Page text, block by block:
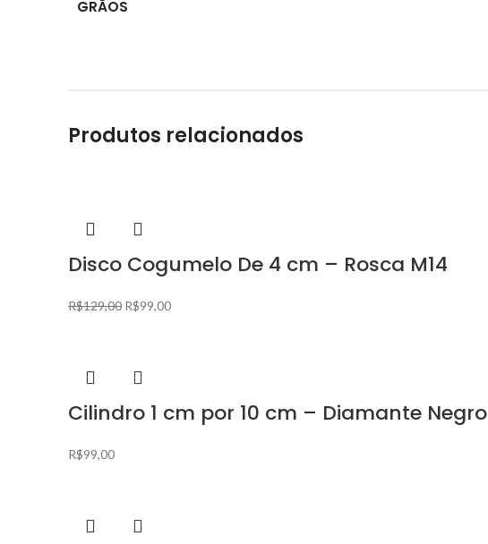
GRÃOS
Produtos relacionados
Disco Cogumelo De 4 cm – Rosca M14
R$129,00 R$99,00
Cilindro 1 cm por 10 cm – Diamante Negro
R$99,00